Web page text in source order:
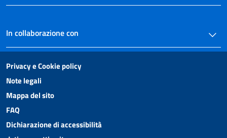
In collaborazione con
Privacy e Cookie policy
Note legali
Mappa del sito
FAQ
Dichiarazione di accessibilità